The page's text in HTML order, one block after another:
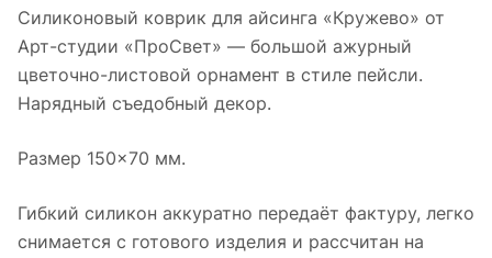
Силиконовый коврик для айсинга «Кружево» от
Арт-студии «ПроСвет» — большой ажурный
цветочно-листовой орнамент в стиле пейсли.
Нарядный съедобный декор.
Размер 150×70 мм.
Гибкий силикон аккуратно передаёт фактуру, легко
снимается с готового изделия и рассчитан на